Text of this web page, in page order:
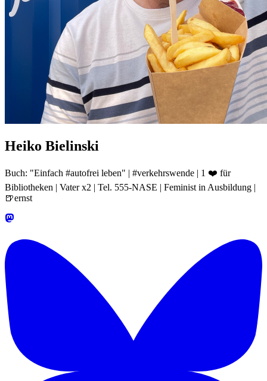
Heiko Bielinski
Buch: "Einfach #autofrei leben" | #verkehrswende | 1 ❤️ für
Bibliotheken | Vater x2 | Tel. 555-NASE | Feminist in Ausbildung |
🍺ernst